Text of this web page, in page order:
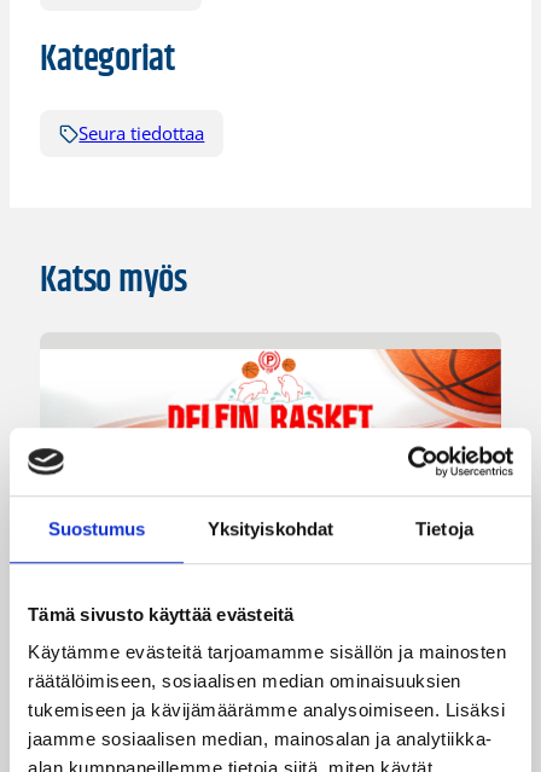
Suostumus Yksityiskohdat Tietoja
Tämä sivusto käyttää evästeitä
Käytämme evästeitä tarjoamamme sisällön ja mainosten
räätälöimiseen, sosiaalisen median ominaisuuksien
tukemiseen ja kävijämäärämme analysoimiseen. Lisäksi
jaamme sosiaalisen median, mainosalan ja analytiikka-
Kategoriat
Seura tiedottaa
Katso myös
Junioriturnaus 01.08.2026 16:34
Delfin Basket Tournament
31.7.-2.8. Tampereella
Koripallon kansainvälinen turnaus Delfin Basket
pelataan Tampereella tänä viikonloppuna.
Järjestyksessään 39. turnaus kerää yhteen 200
joukkuetta ja tuhansia koripallon ystäviä niin